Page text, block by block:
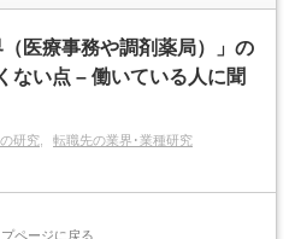
（医療事務や調剤薬局）」の
ない点 – 働いている人に聞
研究 転職先の業界･業種研究
プページに戻る